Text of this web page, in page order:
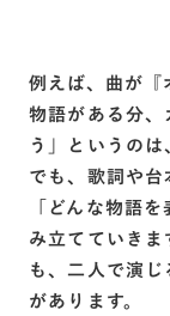
例えば、曲が『
物語がある分、
う」というのは
でも、歌詞や台
「どんな物語
み立てていきま
も、二人で演じ
があります。